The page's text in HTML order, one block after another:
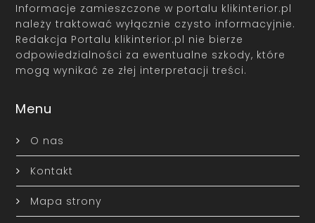
Informacje zamieszczone w portalu klikinterior.pl
należy traktować wyłącznie czysto informacyjnie.
Redakcja Portalu klikinterior.pl nie bierze
odpowiedzialności za ewentualne szkody, które
mogą wynikać ze złej interpretacji treści.
Menu
O nas
Kontakt
Mapa strony